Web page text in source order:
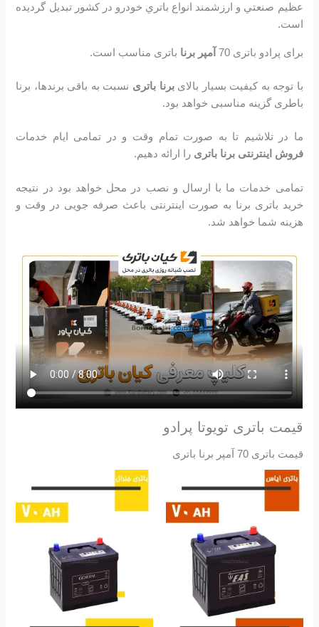
عظيم صنعتي و ارزشمند انواع باتري خودرو در کشور تبديل گرديده
است.
برای پرادو باتری 70 آمپر برنا باتری مناسب است.
با توجه به کیفیت بسیار بالایبرنا باتری نسبت به باقی برندها، برنا
باطری گزینه مناسبی خواهد بود.
ما در تلاشیم تا به صورت تمام وقت و در تمامی ایام خدمات
فروش اینترنتی برنا باتری را ارائه دهیم.
تمامی خدمات ما با ارسال و نصب در محل خواهد بود در نتیجه
خرید باتری برنا به صورت اینترنتی باعث صرفه جویی در وقت و
هزینه شما خواهد شد.
قیمت باتری تویوتا پرادو
قیمت باتری 70 آمپر برنا باتری